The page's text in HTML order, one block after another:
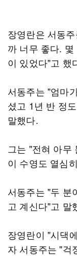
장영란은 서동
까 너무 좋다.
이 있었다"고 했
서동주는 "엄마
셨고 1년 반 정
말했다.
그는 "전혀 아무
이 수영도 열심
서동주는 "두 분
고 계신다"고 말
장영란이 "시댁
자 서동주는 "걱